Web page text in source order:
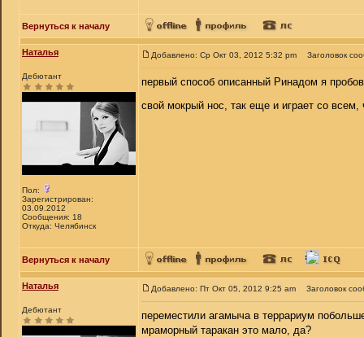
Вернуться к началу
Наталья
Дебютант
Пол:
Зарегистрирован:
03.09.2012
Сообщения: 18
Откуда: Челябинск
Добавлено: Ср Окт 03, 2012 5:32 pm Заголовок
первый способ описанный Ринадом я
свой мокрый нос, так еще и играет со
Вернуться к началу
Наталья
Дебютант
Добавлено: Пт Окт 05, 2012 9:25 am Заголовок
переместили агамыча в террариум
мраморный таракан это мало, да?